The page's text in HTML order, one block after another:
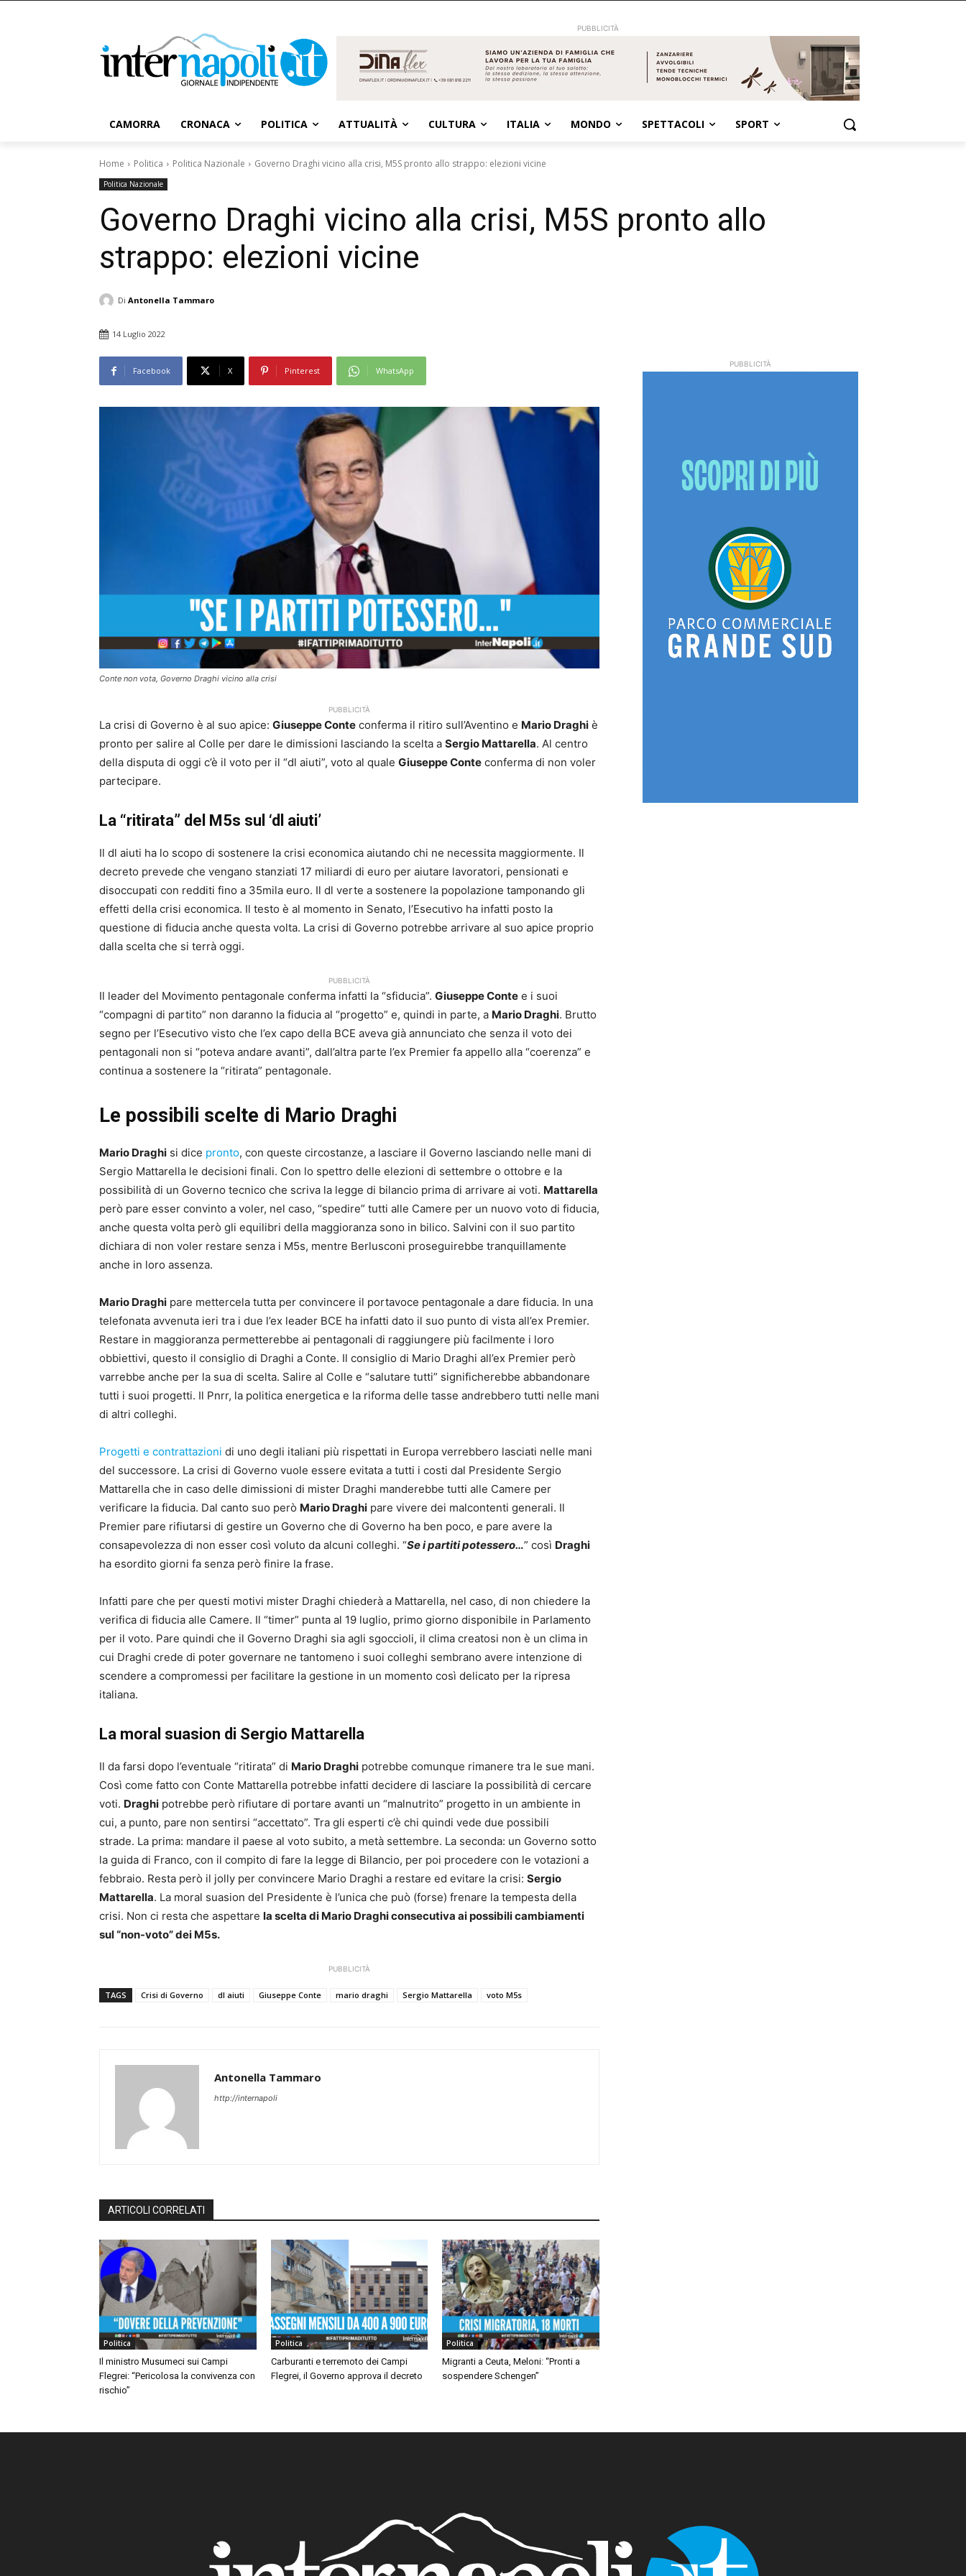
PUBBLICITÀ
CAMORRA CRONACA POLITICA ATTUALITÀ CULTURA ITALIA MONDO SPETTACOLI SPORT
Home Politica Politica Nazionale Governo Draghi vicino alla crisi, M5S pronto allo strappo: elezioni vicine
Politica Nazionale
Governo Draghi vicino alla crisi, M5S pronto allo
strappo: elezioni vicine
Di Antonella Tammaro
14 Luglio 2022
Facebook X Pinterest WhatsApp
Conte non vota, Governo Draghi vicino alla crisi
PUBBLICITÀ
La crisi di Governo è al suo apice: Giuseppe Conte conferma il ritiro sull’Aventino e Mario Draghi è
pronto per salire al Colle per dare le dimissioni lasciando la scelta a Sergio Mattarella. Al centro
della disputa di oggi c’è il voto per il “dl aiuti”, voto al quale Giuseppe Conte conferma di non voler
partecipare.
La “ritirata” del M5s sul ‘dl aiuti’
Il dl aiuti ha lo scopo di sostenere la crisi economica aiutando chi ne necessita maggiormente. Il
decreto prevede che vengano stanziati 17 miliardi di euro per aiutare lavoratori, pensionati e
disoccupati con redditi fino a 35mila euro. Il dl verte a sostenere la popolazione tamponando gli
effetti della crisi economica. Il testo è al momento in Senato, l’Esecutivo ha infatti posto la
questione di fiducia anche questa volta. La crisi di Governo potrebbe arrivare al suo apice proprio
dalla scelta che si terrà oggi.
PUBBLICITÀ
Il leader del Movimento pentagonale conferma infatti la “sfiducia”. Giuseppe Conte e i suoi
“compagni di partito” non daranno la fiducia al “progetto” e, quindi in parte, a Mario Draghi. Brutto
segno per l’Esecutivo visto che l’ex capo della BCE aveva già annunciato che senza il voto dei
pentagonali non si “poteva andare avanti”, dall’altra parte l’ex Premier fa appello alla “coerenza” e
continua a sostenere la “ritirata” pentagonale.
Le possibili scelte di Mario Draghi
Mario Draghi si dice pronto, con queste circostanze, a lasciare il Governo lasciando nelle mani di
Sergio Mattarella le decisioni finali. Con lo spettro delle elezioni di settembre o ottobre e la
possibilità di un Governo tecnico che scriva la legge di bilancio prima di arrivare ai voti. Mattarella
però pare esser convinto a voler, nel caso, “spedire” tutti alle Camere per un nuovo voto di fiducia,
anche questa volta però gli equilibri della maggioranza sono in bilico. Salvini con il suo partito
dichiara di non voler restare senza i M5s, mentre Berlusconi proseguirebbe tranquillamente
anche in loro assenza.
Mario Draghi pare mettercela tutta per convincere il portavoce pentagonale a dare fiducia. In una
telefonata avvenuta ieri tra i due l’ex leader BCE ha infatti dato il suo punto di vista all’ex Premier.
Restare in maggioranza permetterebbe ai pentagonali di raggiungere più facilmente i loro
obbiettivi, questo il consiglio di Draghi a Conte. Il consiglio di Mario Draghi all’ex Premier però
varrebbe anche per la sua di scelta. Salire al Colle e “salutare tutti” significherebbe abbandonare
tutti i suoi progetti. Il Pnrr, la politica energetica e la riforma delle tasse andrebbero tutti nelle mani
di altri colleghi.
Progetti e contrattazioni di uno degli italiani più rispettati in Europa verrebbero lasciati nelle mani
del successore. La crisi di Governo vuole essere evitata a tutti i costi dal Presidente Sergio
Mattarella che in caso delle dimissioni di mister Draghi manderebbe tutti alle Camere per
verificare la fiducia. Dal canto suo però Mario Draghi pare vivere dei malcontenti generali. Il
Premier pare rifiutarsi di gestire un Governo che di Governo ha ben poco, e pare avere la
consapevolezza di non esser così voluto da alcuni colleghi. “Se i partiti potessero…” così Draghi
ha esordito giorni fa senza però finire la frase.
Infatti pare che per questi motivi mister Draghi chiederà a Mattarella, nel caso, di non chiedere la
verifica di fiducia alle Camere. Il “timer” punta al 19 luglio, primo giorno disponibile in Parlamento
per il voto. Pare quindi che il Governo Draghi sia agli sgoccioli, il clima creatosi non è un clima in
cui Draghi crede di poter governare ne tantomeno i suoi colleghi sembrano avere intenzione di
scendere a compromessi per facilitare la gestione in un momento così delicato per la ripresa
italiana.
La moral suasion di Sergio Mattarella
Il da farsi dopo l’eventuale “ritirata” di Mario Draghi potrebbe comunque rimanere tra le sue mani.
Così come fatto con Conte Mattarella potrebbe infatti decidere di lasciare la possibilità di cercare
voti. Draghi potrebbe però rifiutare di portare avanti un “malnutrito” progetto in un ambiente in
cui, a punto, pare non sentirsi “accettato”. Tra gli esperti c’è chi quindi vede due possibili
strade. La prima: mandare il paese al voto subito, a metà settembre. La seconda: un Governo sotto
la guida di Franco, con il compito di fare la legge di Bilancio, per poi procedere con le votazioni a
febbraio. Resta però il jolly per convincere Mario Draghi a restare ed evitare la crisi: Sergio
Mattarella. La moral suasion del Presidente è l’unica che può (forse) frenare la tempesta della
crisi. Non ci resta che aspettare la scelta di Mario Draghi consecutiva ai possibili cambiamenti
sul “non-voto” dei M5s.
PUBBLICITÀ
TAGS Crisi di Governo dl aiuti Giuseppe Conte mario draghi Sergio Mattarella voto M5s
Antonella Tammaro
http://internapoli
ARTICOLI CORRELATI
Politica
Il ministro Musumeci sui Campi
Flegrei: “Pericolosa la convivenza con
rischio”
Politica
Carburanti e terremoto dei Campi
Flegrei, il Governo approva il decreto
Politica
Migranti a Ceuta, Meloni: “Pronti a
sospendere Schengen”
PUBBLICITÀ